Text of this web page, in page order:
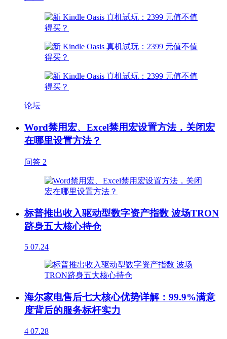
论坛
Word禁用宏、Excel禁用宏设置方法，关闭宏
在哪里设置方法？
问答 2
标普推出收入驱动型数字资产指数 波场TRON
跻身五大核心持仓
5 07.24
海尔家电售后七大核心优势详解：99.9%满意
度背后的服务标杆实力
4 07.28